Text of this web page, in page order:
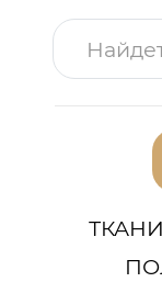
ТКАНИ